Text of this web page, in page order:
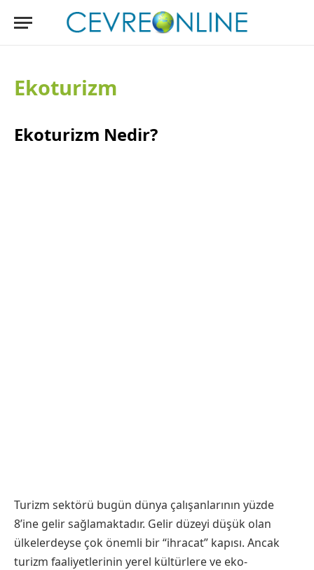
Ekoturizm
Ekoturizm Nedir?
Turizm sektörü bugün dünya çalışanlarının yüzde
8’ine gelir sağlamaktadır. Gelir düzeyi düşük olan
ülkelerdeyse çok önemli bir “ihracat” kapısı. Ancak
turizm faaliyetlerinin yerel kültürlere ve eko-